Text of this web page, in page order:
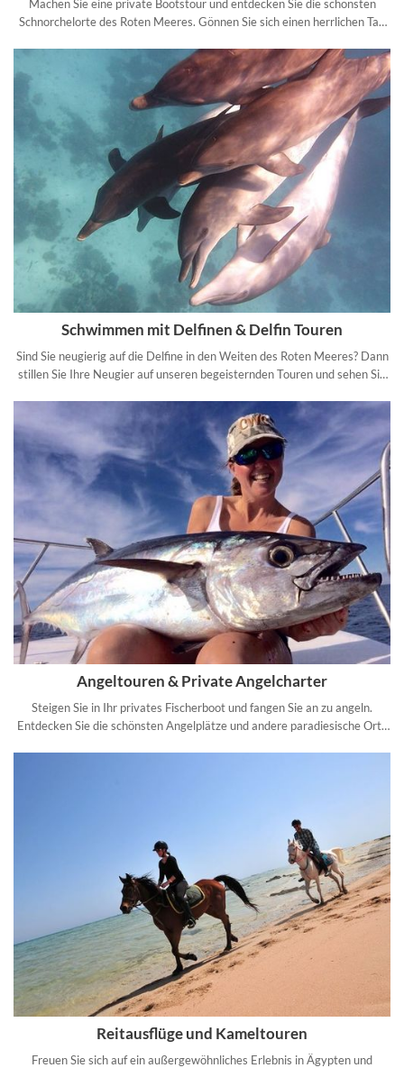
Machen Sie eine private Bootstour und entdecken Sie die schönsten
Schnorchelorte des Roten Meeres. Gönnen Sie sich einen herrlichen Tag
Schwimmen mit Delfinen & Delfin Touren
Sind Sie neugierig auf die Delfine in den Weiten des Roten Meeres? Dann
stillen Sie Ihre Neugier auf unseren begeisternden Touren und sehen Sie
Angeltouren & Private Angelcharter
Steigen Sie in Ihr privates Fischerboot und fangen Sie an zu angeln.
Entdecken Sie die schönsten Angelplätze und andere paradiesische Orte
Reitausflüge und Kameltouren
Freuen Sie sich auf ein außergewöhnliches Erlebnis in Ägypten und